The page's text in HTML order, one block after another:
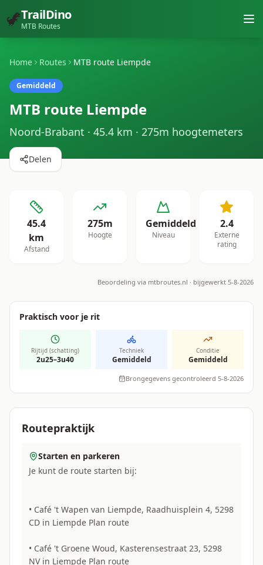
🦖TrailDino
MTB Routes
Home Routes MTB route Liempde
Gemiddeld
MTB route Liempde
Noord-Brabant · 45.4 km · 275m hoogtemeters
Delen
45.4
km
Afstand
275m
Hoogte
Gemiddeld
Niveau
2.4
Externe
rating
Beoordeling via mtbroutes.nl · bijgewerkt 5-8-2026
Praktisch voor je rit
Rijtijd (schatting)
2u25–3u40
Techniek
Gemiddeld
Conditie
Gemiddeld
Brongegevens gecontroleerd 5-8-2026
Routepraktijk
Starten en parkeren
Je kunt de route starten bij:
• Café 't Wapen van Liempde, Raadhuisplein 4, 5298
CD in Liempde Plan route
• Café 't Groene Woud, Kasterensestraat 23, 5298
NV in Liempde Plan route